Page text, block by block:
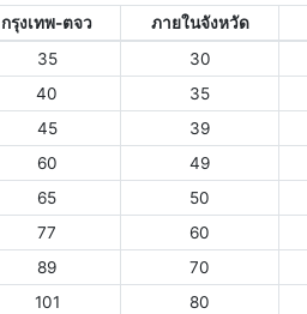
กรุงเทพ-ตจว ภายในจังหวัด
35 30
40 35
45 39
60 49
65 50
77 60
89 70
101 80